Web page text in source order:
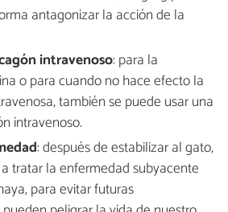
antagonizar la acción de la
intravenoso: para la
o para cuando no hace efecto la
también se puede usar una
intravenoso.
: después de estabilizar al gato,
tratar la enfermedad subyacente
para evitar futuras